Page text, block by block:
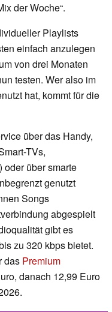
der Woche“.
Playlists
einfach anzulegen
von drei Monaten
testen. Wer also im
hat, kommt für die
über das Handy,
TVs,
über smarte
genutzt
Songs
abgespielt
gibt es
zu 320 kbps bietet.
das Premium
danach 12,99 Euro